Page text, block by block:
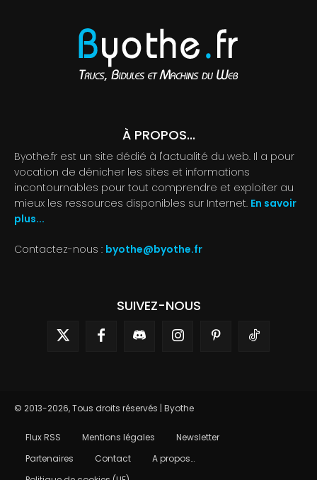
À PROPOS...
Byothe.fr est un site dédié à l'actualité du web. Il a pour
vocation de dénicher les sites et informations
incontournables pour tout comprendre et exploiter au
mieux les ressources disponibles sur Internet. En savoir
plus...
Contactez-nous : byothe@byothe.fr
SUIVEZ-NOUS
© 2013-2026, Tous droits réservés | Byothe
Flux RSS Mentions légales
Newsletter
Partenaires
Contact
A propos…